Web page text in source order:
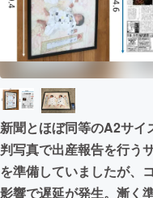
映像・映画
ビジネス・起
まちづくり・
CAMPFIRE for
新聞とほぼ同等のA2サイ
判写真で出産報告を行う
を準備していましたが、
影響で遅延が発生。漸く